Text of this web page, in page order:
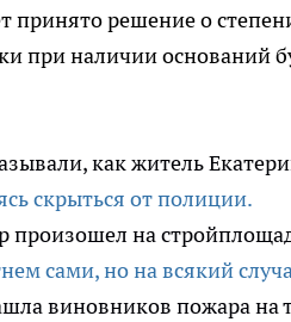
принято решение о
при наличии оснований
как житель
скрыться от полиции.
произошел на
сами, но на всякий
виновников пожара на